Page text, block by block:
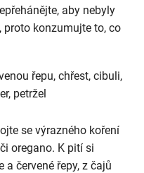
aby nebyly
proto konzumujte to, co
řepu, chřest, cibuli,
petržel
se výrazného koření
oregano. K pití si
červené řepy, z čajů